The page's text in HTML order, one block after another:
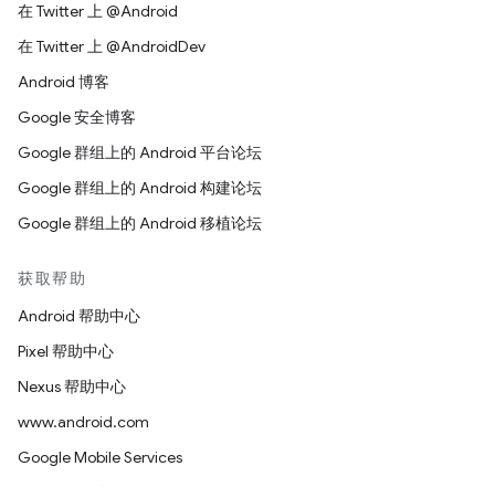
在 Twitter 上 @Android
在 Twitter 上 @AndroidDev
Android 博客
Google 安全博客
Google 群组上的 Android 平台论坛
Google 群组上的 Android 构建论坛
Google 群组上的 Android 移植论坛
获取帮助
Android 帮助中心
Pixel 帮助中心
Nexus 帮助中心
www.android.com
Google Mobile Services